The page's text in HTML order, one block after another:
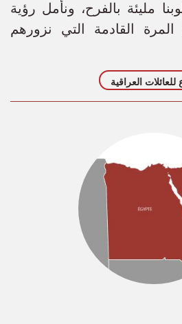
مليئة بالفرح، ونأمل رؤية
القادمة التي نزورهم
للعائلات العراقية